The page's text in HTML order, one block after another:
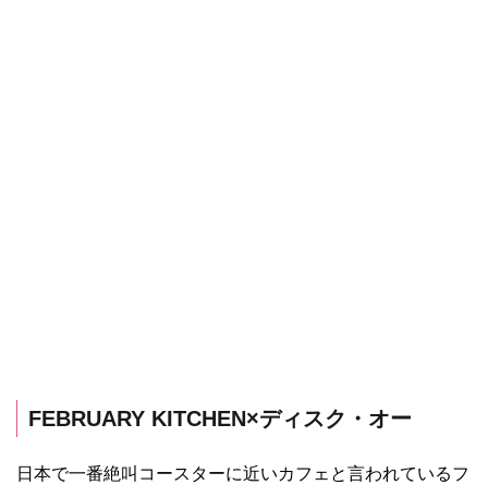
FEBRUARY KITCHEN×ディスク・オー
日本で一番絶叫コースターに近いカフェと言われているフ